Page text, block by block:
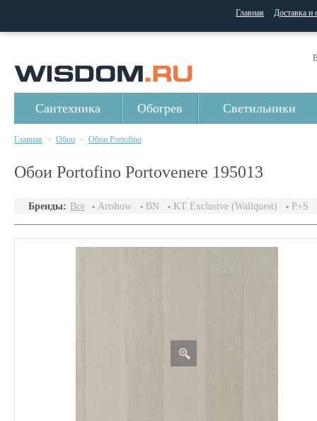
Главная Доставка и
Сантехника Обогрев Светильники
Главная > Обои > Обои Portofino
Обои Portofino Portovenere 195013
Бренды: Все Artshow BN KT Exclusive (Wallquest) P+S